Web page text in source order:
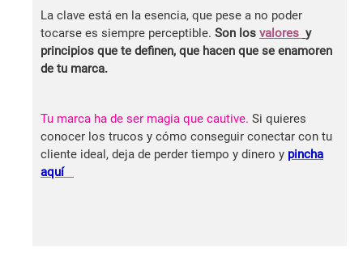
La clave está en la esencia, que pese a no poder
tocarse es siempre perceptible. Son los valores y
principios que te definen, que hacen que se enamoren
de tu marca.
Tu marca ha de ser magia que cautive. Si quieres
conocer los trucos y cómo conseguir conectar con tu
cliente ideal, deja de perder tiempo y dinero y pincha
aquí